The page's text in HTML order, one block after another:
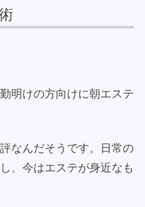
明けの方向けに朝エステ
なんだそうです。日常の
、今はエステが身近なも